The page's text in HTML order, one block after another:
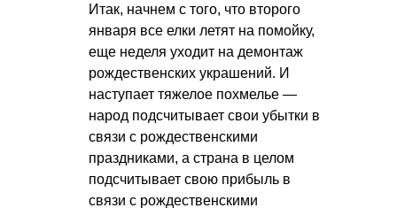
Итак, начнем с того, что второго
января все елки летят на помойку,
еще неделя уходит на демонтаж
рождественских украшений. И
наступает тяжелое похмелье —
народ подсчитывает свои убытки в
связи с рождественскими
праздниками, а страна в целом
подсчитывает свою прибыль в
связи с рождественскими